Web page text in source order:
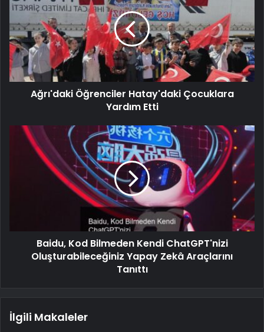
Ağrı'daki Öğrenciler Hatay'daki Çocuklara
Yardım Etti
Baidu, Kod Bilmeden Kendi ChatGPT'nizi
Oluşturabileceğiniz Yapay Zekâ Araçlarını
Tanıttı
İlgili Makaleler